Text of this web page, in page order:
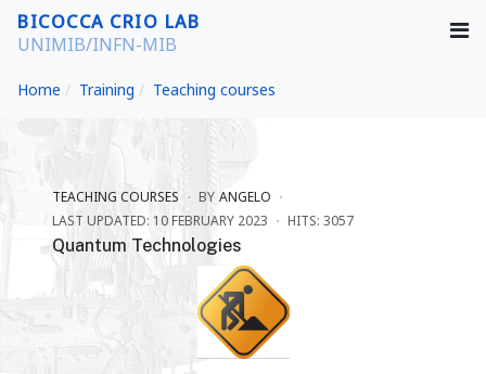
BICOCCA CRIO LAB
UNIMIB/INFN-MIB
Home Training Teaching courses
TEACHING COURSES BY ANGELO
LAST UPDATED: 10 FEBRUARY 2023
HITS: 3057
Quantum Technologies